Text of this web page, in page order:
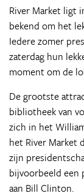
River Market ligt
bekend om het
Iedere zomer
zaterdag hun
moment om de
De grootste
bibliotheek van
zich in het
het River Market
zijn
bijvoorbeeld een
aan Bill Clinton.